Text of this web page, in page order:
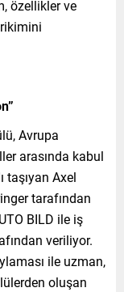
özellikler ve
Avrupa
arasında kabul
taşıyan Axel
tarafından
BILD ile iş
veriliyor.
ile uzman,
oluşan